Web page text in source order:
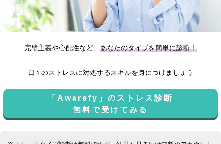
完璧主義や心配性など、 あなたのタイプを簡単に診断！
日々のストレスに対処するスキルを身につけましょう
「Awarefy」のストレス診断
無料で受けてみる